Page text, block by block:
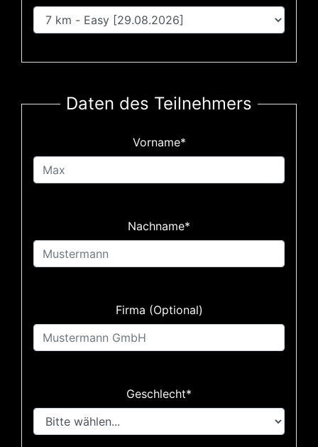
Daten des Teilnehmers
Vorname*
Nachname*
Firma (Optional)
Geschlecht*